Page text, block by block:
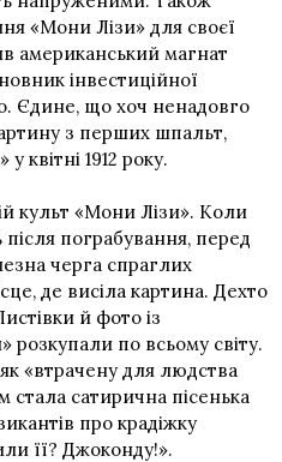
«Мони Лізи» для своєї
американський магнат
інвестиційної
Єдине, що хоч ненадовго
з перших шпальт,
у квітні 1912 року.
культ «Мони Лізи». Коли
пограбування, перед
черга спраглих
де висіла картина. Дехто
й фото із
по всьому світу.
як «втрачену для людства
сатирична пісенька
про крадіжку
її? Джоконду!».